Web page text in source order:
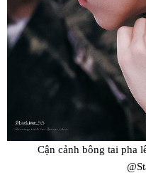
Cận cảnh bông tai pha